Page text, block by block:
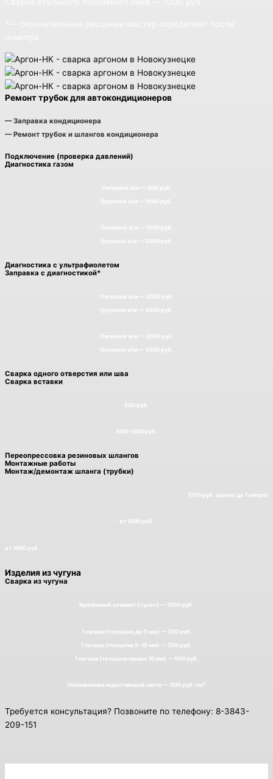
Ремонт трубок для автокондиционеров
— Заправка кондиционера
— Ремонт трубок и шлангов кондиционера
Подключение (проверка давлений)
Диагностика газом
Легковой а/м — 500 руб.
Грузовой а/м — 1000 руб.
Легковой а/м — 1500 руб.
Грузовой а/м — 2000 руб.
Диагностика с ультрафиолетом
Заправка с диагностикой*
Легковой а/м — 2000 руб.
Грузовой а/м — 3500 руб.
Легковой а/м — 2000 руб.
Грузовой а/м — 3500 руб.
Сварка одного отверстия или шва
Сварка вставки
500 руб.
500–1000 руб.
Переопрессовка резиновых шлангов
Монтажные работы
Монтаж/демонтаж шланга (трубки)
1750 руб. (шланг до 1 метра)
от 1000 руб.
от 1000 руб.
Изделия из чугуна
Сварка из чугуна
Крепёжный элемент («ухо») — 1500 руб.
1 см шва (толщина до 5 мм) — 200 руб.
1 см шва (толщина 5–10 мм) — 350 руб.
1 см шва (толщина свыше 10 мм) — 500 руб.
Наплавление недостающей части — 500 руб. см²
Требуется консультация? Позвоните по телефону: 8-3843-
209-151